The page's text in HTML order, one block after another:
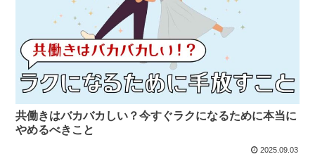
共働きはバカバカしい？今すぐラクになるために本当に
やめるべきこと
2025.09.03